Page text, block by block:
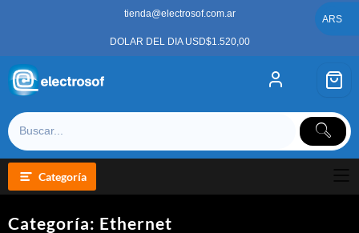
tienda@electrosof.com.ar
DOLAR DEL DIA USD$1.520,00
Categoría
Categoría: Ethernet
ARS